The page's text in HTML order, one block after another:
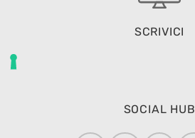
SCRIVICI
SOCIAL HUB